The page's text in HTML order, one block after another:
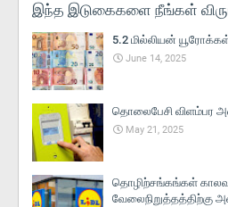
இந்த இடுகைகளை நீங்கள்
5.2 மில்லியன்
June 14, 2025
தொலைபேசி விளம்பர
May 21, 2025
தொழிற்சங்கங்கள்
வேலைநிறுத்தத்திற்கு